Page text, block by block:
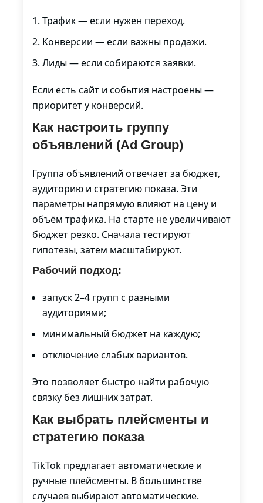
Трафик — если нужен переход.
Конверсии — если важны продажи.
Лиды — если собираются заявки.
Если есть сайт и события настроены —
приоритет у конверсий.
Как настроить группу
объявлений (Ad Group)
Группа объявлений отвечает за бюджет,
аудиторию и стратегию показа. Эти
параметры напрямую влияют на цену и
объём трафика. На старте не увеличивают
бюджет резко. Сначала тестируют
гипотезы, затем масштабируют.
Рабочий подход:
запуск 2–4 групп с разными
аудиториями;
минимальный бюджет на каждую;
отключение слабых вариантов.
Это позволяет быстро найти рабочую
связку без лишних затрат.
Как выбрать плейсменты и
стратегию показа
TikTok предлагает автоматические и
ручные плейсменты. В большинстве
случаев выбирают автоматические.